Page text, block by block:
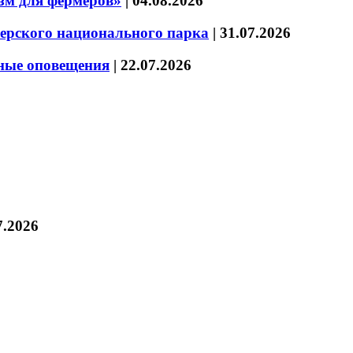
национального парка | 31.07.2026
оповещения | 22.07.2026